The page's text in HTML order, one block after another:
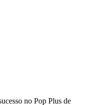
no Pop Plus de